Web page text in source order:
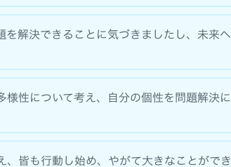
を解決できることに気づきましたし、未来
性について考え、自分の個性を問題解決
皆も行動し始め、やがて大きなことがで